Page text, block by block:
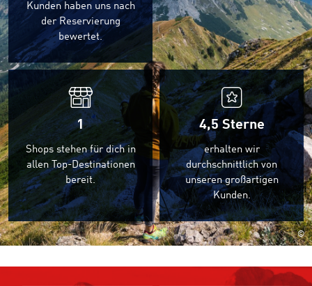
Kunden haben uns nach
der Reservierung
bewertet.
1
Shops stehen für dich in
allen Top-Destinationen
bereit.
4,5Sterne
erhalten wir
durchschnittlich von
unseren großartigen
Kunden.
©